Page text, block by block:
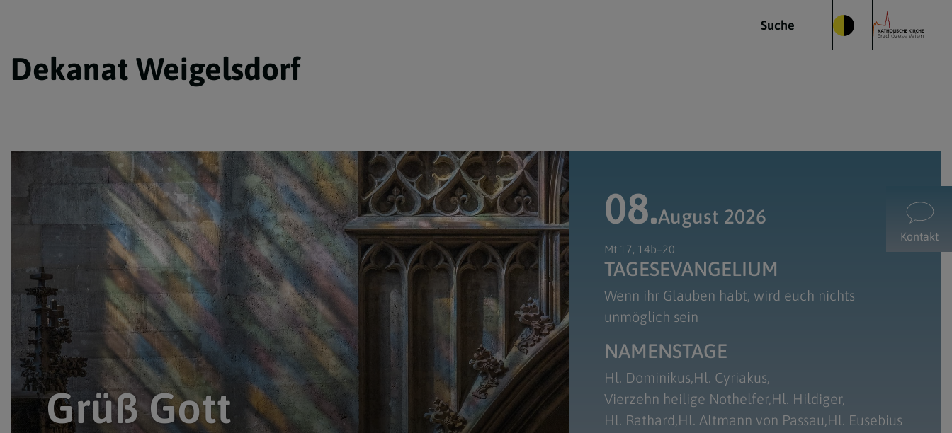
Suche
Dekanat Weigelsdorf
Kontakt
Grüß Gott
08.August 2026
Mt 17, 14b–20
TAGES­EVANGELIUM
Wenn ihr Glauben habt, wird euch nichts
unmöglich sein
NAMENSTAGE
Hl. Dominikus Hl. Cyriakus
Vierzehn heilige Nothelfer Hl. Hildiger
Hl. Rathard Hl. Altmann von Passau Hl. Eusebius